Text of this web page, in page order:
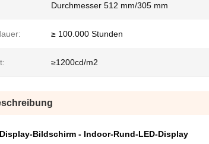
Durchmesser 512 mm/305 mm
≥ 100.000 Stunden
≥1200cd/m2
Bildschirm - Indoor-Rund-LED-Display